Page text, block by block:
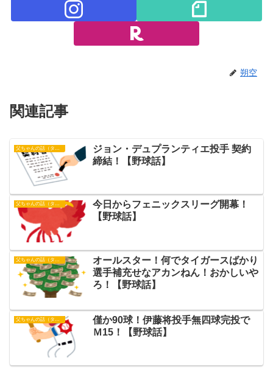
朔空
関連記事
ジョン・デュプランティエ投手 契約
締結！【野球話】
父ちゃんの話（タイガース）
今日からフェニックスリーグ開幕！
【野球話】
父ちゃんの話（タイガース）
オールスター！何でタイガースばかり
選手補充せなアカンねん！おかしいや
ろ！【野球話】
僅か90球！伊藤将投手無四球完投で
Ｍ15！【野球話】